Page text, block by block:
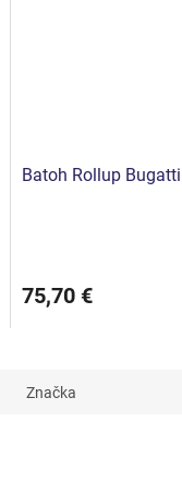
Batoh Rollup
75,70 €
Značka